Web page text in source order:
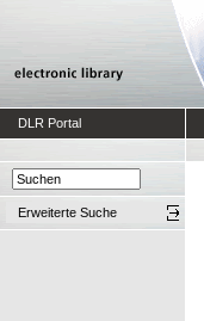
DLR Portal
Erweiterte Suche